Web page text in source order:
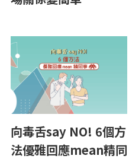
向毒舌say NO! 6個方
法優雅回應mean精同